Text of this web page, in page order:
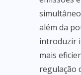
além da
introduzir
mais
regulação